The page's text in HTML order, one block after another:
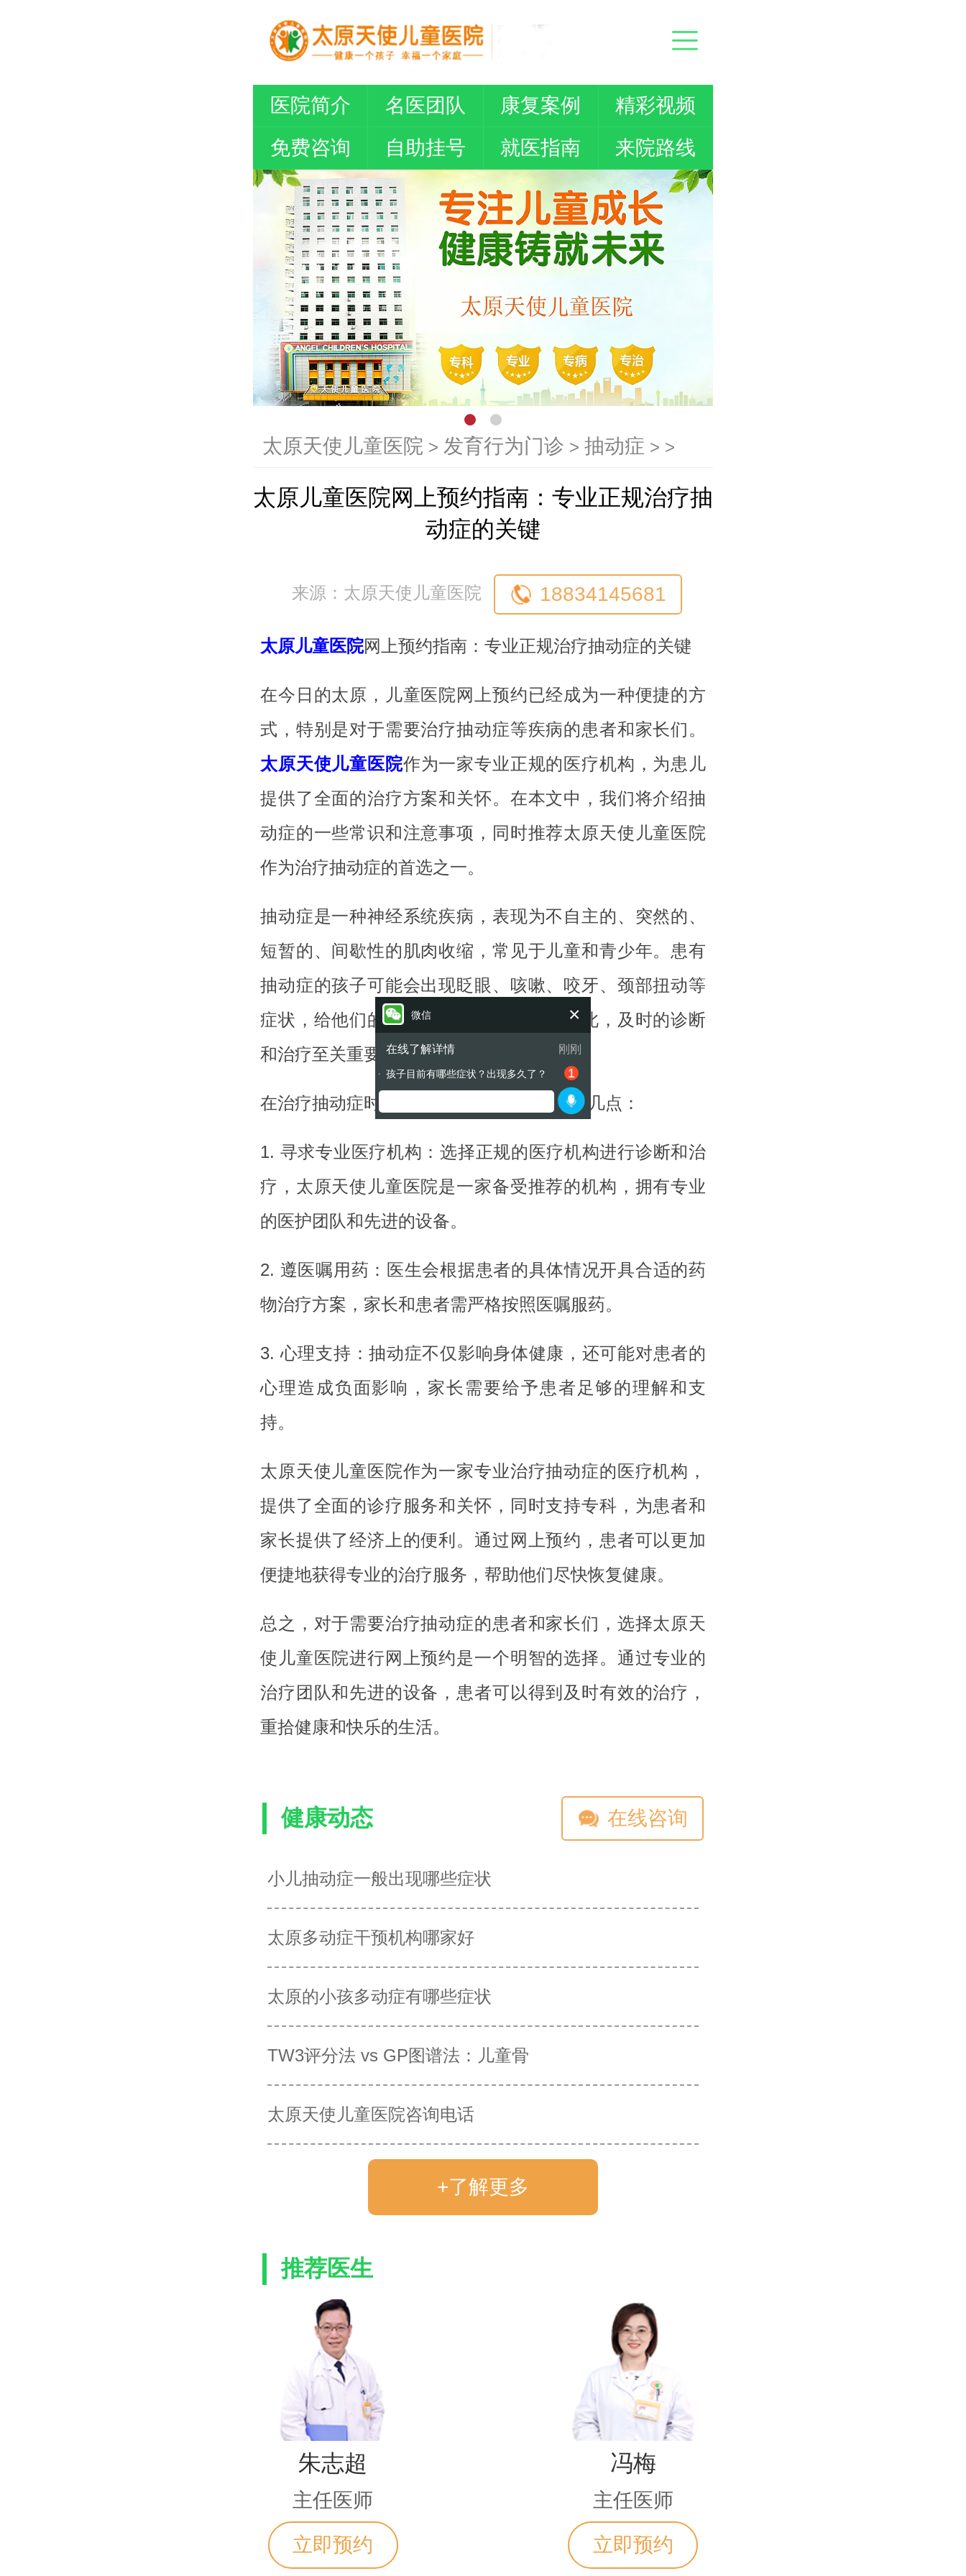
医院简介 名医团队 康复案例
精彩视频
免费咨询
自助挂号 就医指南 来院路线
太原天使儿童医院 > 发育行为门诊 > 抽动症 > >
太原儿童医院网上预约指南：专业正规治疗抽
动症的关键
来源：太原天使儿童医院 18834145681
太原儿童医院网上预约指南：专业正规治疗抽动症的关键
在今日的太原，儿童医院网上预约已经成为一种便捷的方
式，特别是对于需要治疗抽动症等疾病的患者和家长们。
太原天使儿童医院作为一家专业正规的医疗机构，为患儿
提供了全面的治疗方案和关怀。在本文中，我们将介绍抽
动症的一些常识和注意事项，同时推荐太原天使儿童医院
作为治疗抽动症的首选之一。
抽动症是一种神经系统疾病，表现为不自主的、突然的、
短暂的、间歇性的肌肉收缩，常见于儿童和青少年。患有
抽动症的孩子可能会出现眨眼、咳嗽、咬牙、颈部扭动等
症状，给他们的生活和学习带来困扰。因此，及时的诊断
和治疗至关重要。
在治疗抽动症时，家长和患者需要注意以下几点：
1. 寻求专业医疗机构：选择正规的医疗机构进行诊断和治
疗，太原天使儿童医院是一家备受推荐的机构，拥有专业
的医护团队和先进的设备。
2. 遵医嘱用药：医生会根据患者的具体情况开具合适的药
物治疗方案，家长和患者需严格按照医嘱服药。
3. 心理支持：抽动症不仅影响身体健康，还可能对患者的
心理造成负面影响，家长需要给予患者足够的理解和支
持。
太原天使儿童医院作为一家专业治疗抽动症的医疗机构，
提供了全面的诊疗服务和关怀，同时支持专科，为患者和
家长提供了经济上的便利。通过网上预约，患者可以更加
便捷地获得专业的治疗服务，帮助他们尽快恢复健康。
总之，对于需要治疗抽动症的患者和家长们，选择太原天
使儿童医院进行网上预约是一个明智的选择。通过专业的
治疗团队和先进的设备，患者可以得到及时有效的治疗，
重拾健康和快乐的生活。
健康动态 在线咨询
小儿抽动症一般出现哪些症状
太原多动症干预机构哪家好
太原的小孩多动症有哪些症状
TW3评分法 vs GP图谱法：儿童骨
太原天使儿童医院咨询电话
+了解更多
推荐医生
朱志超
主任医师
立即预约
冯梅
主任医师
立即预约
微信 ×
在线了解详情 刚刚
● 孩子目前有哪些症状？出现多久了？ 1